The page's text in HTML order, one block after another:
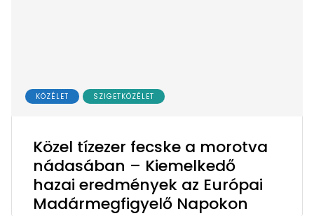
KÖZÉLET SZIGETKÖZÉLET
Közel tízezer fecske a morotva
nádasában – Kiemelkedő
hazai eredmények az Európai
Madármegfigyelő Napokon